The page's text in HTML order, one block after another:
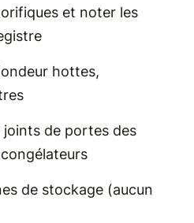
et noter les
hottes,
de portes des
de stockage (aucun